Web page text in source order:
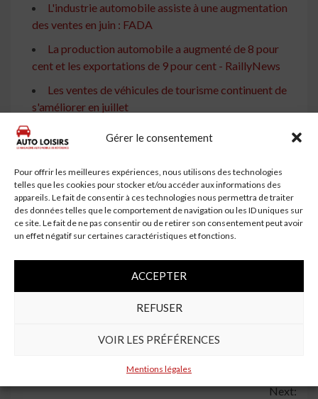
Gérer le consentement
Pour offrir les meilleures expériences, nous utilisons des technologies
telles que les cookies pour stocker et/ou accéder aux informations des
appareils. Le fait de consentir à ces technologies nous permettra de traiter
des données telles que le comportement de navigation ou les ID uniques sur
ce site. Le fait de ne pas consentir ou de retirer son consentement peut avoir
un effet négatif sur certaines caractéristiques et fonctions.
ACCEPTER
REFUSER
VOIR LES PRÉFÉRENCES
Mentions légales
L'industrie automobile assiste à une augmentation
des ventes en juin : FADA
La production automobile a augmenté de 8 pour
cent et les exportations de 9 pour cent - RaillyNews
Les ventes de véhicules de tourisme continuent de
s'améliorer en juillet
Chute des ventes au détail d'automobiles en
décembre, baisse de 11% des véhicules de tourisme -
Les ventes de véhicules de tourisme au troisième
trimestre sont au plus bas en 5 ans dans un contexte de
pénurie de puces - Fortune India
en décembre - Tribune India
Tags:
L’étude du marché mondial du film d’emballage
et les principaux moteurs
Next: